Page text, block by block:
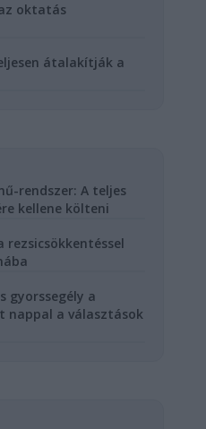
oktatás
átalakítják a
rendszer: A teljes
kellene költeni
rezsicsökkentéssel
gyorssegély a
nappal a választások